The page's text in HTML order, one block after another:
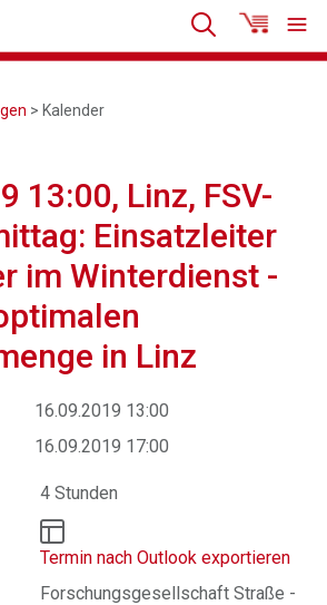
> Kalender
13:00, Linz, FSV-
Einsatzleiter
im Winterdienst -
in Linz
16.09.2019 13:00
16.09.2019 17:00
4 Stunden
Termin nach Outlook exportieren
Forschungsgesellschaft Straße -